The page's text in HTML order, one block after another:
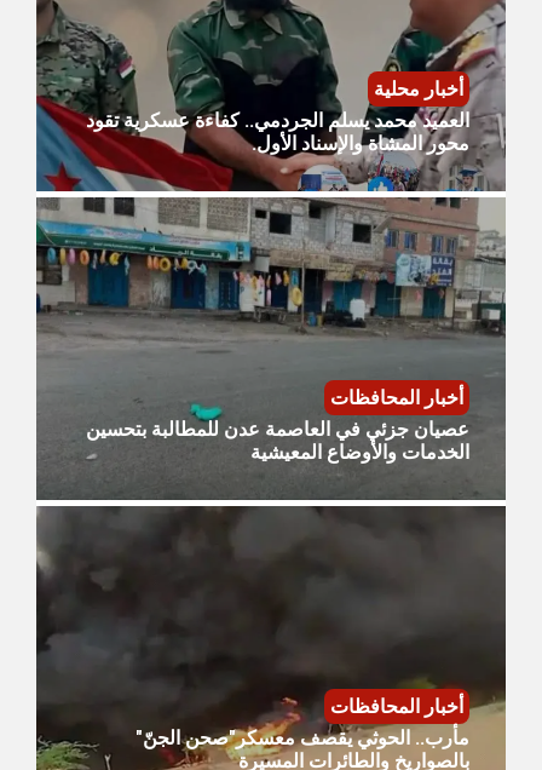
أخبار محلية
العميد محمد يسلم الجردمي.. كفاءة عسكرية تقود
محور المشاة والإسناد الأول.
أخبار المحافظات
عصيان جزئي في العاصمة عدن للمطالبة بتحسين
الخدمات والأوضاع المعيشية
أخبار المحافظات
مأرب.. الحوثي يقصف معسكر"صحن الجنّ"
بالصواريخ والطائرات المسيرة